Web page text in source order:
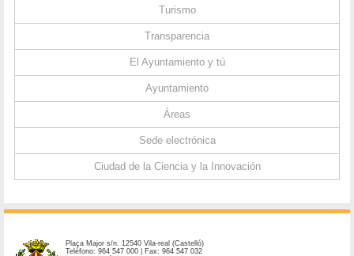
Turismo
Transparencia
El Ayuntamiento y tú
Ayuntamiento
Áreas
Sede electrónica
Ciudad de la Ciencia y la Innovación
Plaça Major s/n. 12540 Vila-real (Castelló)
Teléfono: 964 547 000 | Fax: 964 547 032